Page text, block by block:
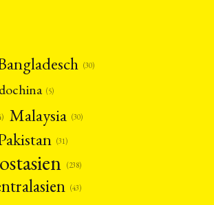
(30)
(5)
Malaysia (30)
(31)
(238)
(43)